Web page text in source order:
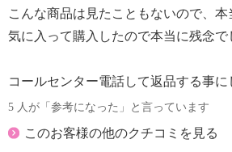
こんな商品は見たこともないので、本
気に入って購入したので本当に残念で
コールセンター電話して返品する事に
5 人が「参考になった」と言っています
このお客様の他のクチコミを見る